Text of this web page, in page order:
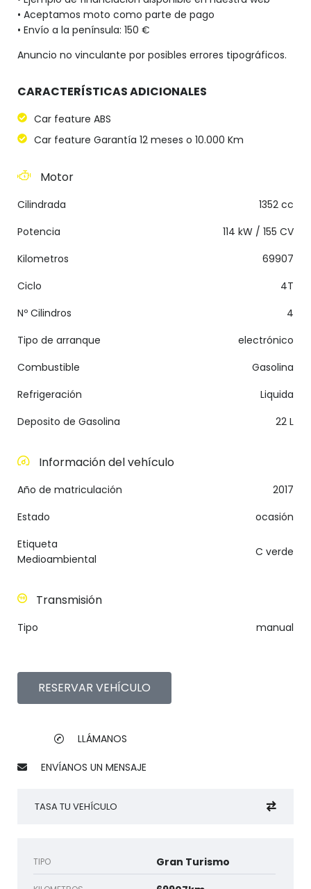
• Aceptamos moto como parte de pago
• Envío a la península: 150 €
Anuncio no vinculante por posibles errores tipográficos.
CARACTERÍSTICAS ADICIONALES
Car feature ABS
Car feature Garantía 12 meses o 10.000 Km
Motor
Cilindrada
1352 cc
Potencia
114 kW / 155 CV
Kilometros
69907
Ciclo
4T
Nº Cilindros
4
Tipo de arranque
electrónico
Combustible
Gasolina
Refrigeración
Liquida
Deposito de Gasolina
22 L
Información del vehículo
Año de matriculación
2017
Estado
ocasión
Etiqueta
Medioambiental
C verde
Transmisión
Tipo manual
RESERVAR VEHÍCULO
LLÁMANOS
ENVÍANOS UN MENSAJE
TASA TU VEHÍCULO
TIPO Gran Turismo